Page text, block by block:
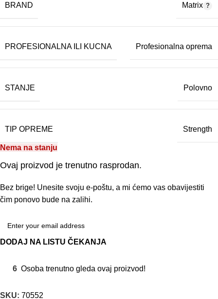
BRAND Matrix
PROFESIONALNA ILI KUCNA Profesionalna oprema
STANJE Polovno
TIP OPREME Strength
Nema na stanju
Ovaj proizvod je trenutno rasprodan.
Bez brige! Unesite svoju e-poštu, a mi ćemo vas obavijestiti
čim ponovo bude na zalihi.
DODAJ NA LISTU ČEKANJA
6 Osoba trenutno gleda ovaj proizvod!
SKU: 70552